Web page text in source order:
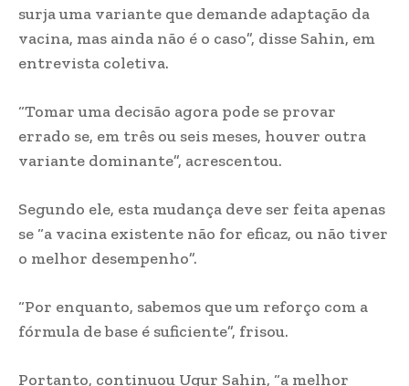
surja uma variante que demande adaptação da
vacina, mas ainda não é o caso”, disse Sahin, em
entrevista coletiva.
“Tomar uma decisão agora pode se provar
errado se, em três ou seis meses, houver outra
variante dominante”, acrescentou.
Segundo ele, esta mudança deve ser feita apenas
se “a vacina existente não for eficaz, ou não tiver
o melhor desempenho”.
“Por enquanto, sabemos que um reforço com a
fórmula de base é suficiente”, frisou.
Portanto, continuou Ugur Sahin, “a melhor